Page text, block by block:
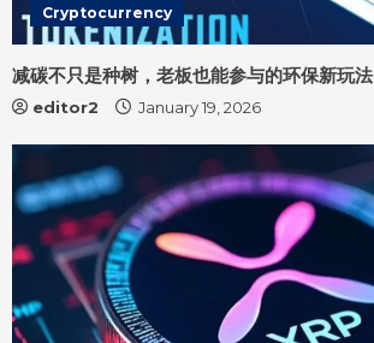
Cryptocurrency
减碳不只是种树，老板也能参与的环保新玩法
editor2 January 19, 2026